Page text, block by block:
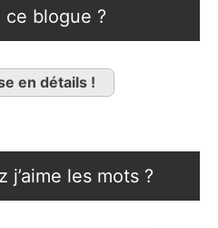
ce blogue ?
en détails !
j’aime les mots ?